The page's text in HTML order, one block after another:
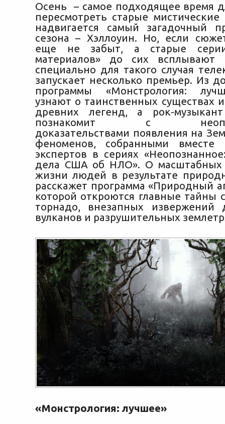
Осень – самое подходящее время
пересмотреть старые
надвигается самый загадочный
сезона – Хэллоуин. Но, если
еще не забыт, а старые серии
материалов» до сих всплывают
специально для такого случая
запускает несколько премьер. Из
программы «Монстрология:
узнают о таинственных существах
древних легенд, а рок-
познакомит с
доказательствами появления на
феноменов, собранными
экспертов в сериях
дела США об НЛО». О масштабных
жизни людей в результате
расскажет программа «Природный
которой откроются главные тайны
торнадо, внезапных извержений
вулканов и разрушительных
«Монстрология: лучшее»